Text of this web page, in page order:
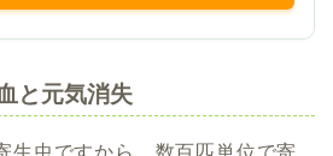
と元気消失
生虫ですから、数百匹単位で寄